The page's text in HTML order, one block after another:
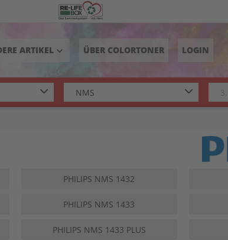
ARTIKEL keyboard_arrow_down ÜBER COLORTONER LOGIN
PHILIPS NMS 1432
PHILIPS NMS 1433
PHILIPS NMS 1433 PLUS